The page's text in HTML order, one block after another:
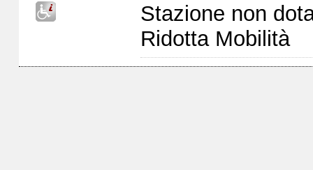
Stazione non
Ridotta Mobilità